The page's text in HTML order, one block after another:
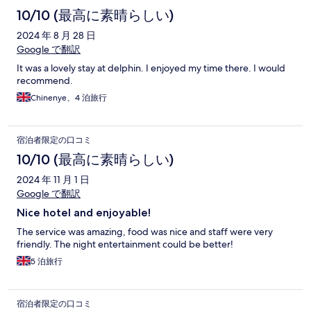
コ
ミ
10/10 (最高に素晴らしい)
2024 年 8 月 28 日
Google で翻訳
It was a lovely stay at delphin. I enjoyed my time there. I would
recommend.
Chinenye、4 泊旅行
宿泊者限定の口コミ
10/10 (最高に素晴らしい)
2024 年 11 月 1 日
Google で翻訳
Nice hotel and enjoyable!
The service was amazing, food was nice and staff were very
friendly. The night entertainment could be better!
5 泊旅行
宿泊者限定の口コミ